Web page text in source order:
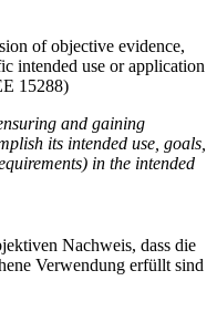
of objective evidence,
intended use or application
15288)
and gaining
its intended use, goals,
in the intended
Nachweis, dass die
Verwendung erfüllt sind